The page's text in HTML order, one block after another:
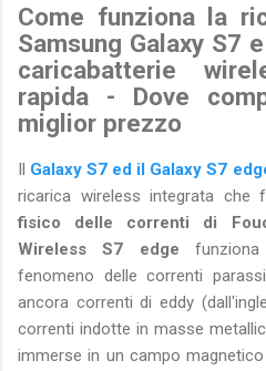
Come funziona la
Samsung Galaxy S7
caricabatterie
rapida - Dove
miglior prezzo
Il Galaxy S7 ed il Galaxy S7
ricarica wireless integrata che
fisico delle correnti di
Wireless S7 edge
fenomeno delle correnti
ancora correnti di eddy
correnti indotte in masse
immerse in un campo